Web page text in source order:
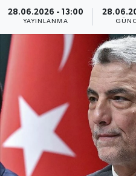
28.06.2026 - 13:00
YAYINLANMA